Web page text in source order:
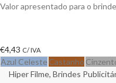
Valor apresentado para o
€4,43 C/ IVA
Azul Celeste Castanho
Hiper Filme, Brindes